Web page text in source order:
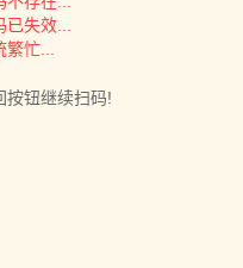
已失效...
繁忙...
按钮继续扫码!